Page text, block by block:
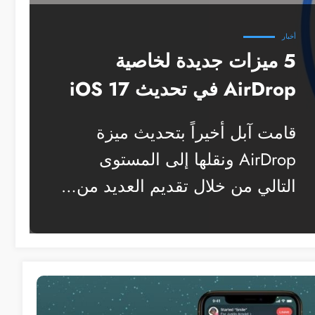
أخبار
5 ميزات جديدة لخاصية
AirDrop في تحديث iOS 17
قامت آبل أخيراً بتحديث ميزة
AirDrop ونقلها إلى المستوى
التالي من خلال تقديم العديد من…